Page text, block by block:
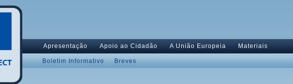
Apresentação Apoio ao Cidadão A União Europeia Materiais
Boletim Informativo Breves